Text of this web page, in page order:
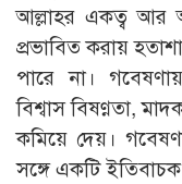
আল্লাহর একত্ব আর
প্রভাবিত করায়
পারে না।
বিশ্বাস বিষণ্ণতা,
কমিয়ে দেয়।
সঙ্গে একটি